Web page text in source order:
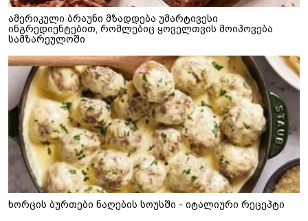
ამერიკული ბრაუნი მზადდება უმარტივესი
ინგრედიენტებით, რომლებიც ყოველთვის მოიპოვება
სამზარეულოში
ხორცის ბურთები ნაღების სოუსში - იტალიური რეცეპტი